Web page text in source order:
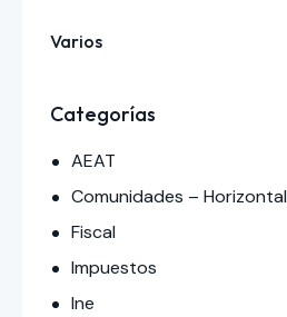
Varios
Categorías
AEAT
Comunidades – Horizontal
Fiscal
Impuestos
Ine